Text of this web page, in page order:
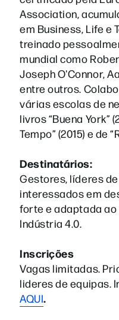
Association,
em Business, Life e
treinado
mundial como
Joseph O'Connor,
entre outros.
várias escolas de
livros “Buena York”
Tempo” (2015) e de
Destinatários:
Gestores, líderes
interessados em
forte e adaptada
Indústria 4.0.
Inscrições
Vagas limitadas.
lideres de equipas.
AQUI.